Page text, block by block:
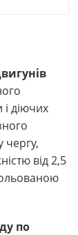
діючих
чергу,
від 2,5
по